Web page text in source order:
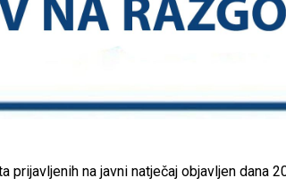
prijavljenih na javni natječaj objavljen dana